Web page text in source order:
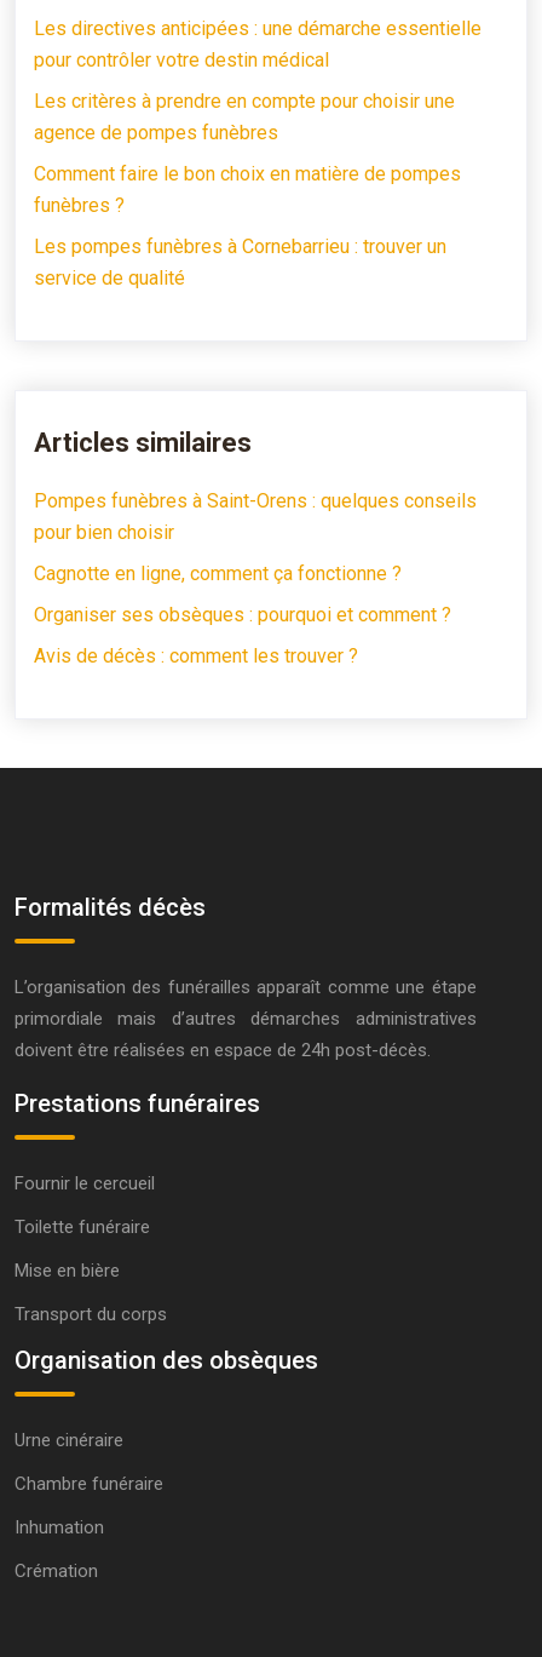
Les directives anticipées : une démarche essentielle
pour contrôler votre destin médical
Les critères à prendre en compte pour choisir une
agence de pompes funèbres
Comment faire le bon choix en matière de pompes
funèbres ?
Les pompes funèbres à Cornebarrieu : trouver un
service de qualité
Articles similaires
Pompes funèbres à Saint-Orens : quelques conseils
pour bien choisir
Cagnotte en ligne, comment ça fonctionne ?
Organiser ses obsèques : pourquoi et comment ?
Avis de décès : comment les trouver ?
Formalités décès
L’organisation des funérailles apparaît comme une étape
primordiale mais d’autres démarches administratives
doivent être réalisées en espace de 24h post-décès.
Prestations funéraires
Fournir le cercueil
Toilette funéraire
Mise en bière
Transport du corps
Organisation des obsèques
Urne cinéraire
Chambre funéraire
Inhumation
Crémation